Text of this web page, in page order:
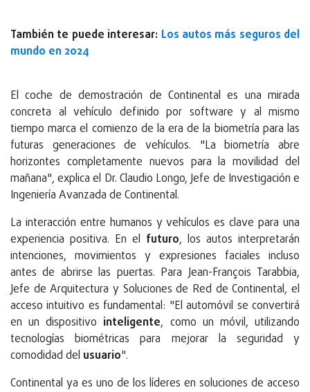
También te puede interesar: Los autos más seguros del
mundo en 2024
El coche de demostración de Continental es una mirada
concreta al vehículo definido por software y al mismo
tiempo marca el comienzo de la era de la biometría para las
futuras generaciones de vehículos. "La biometría abre
horizontes completamente nuevos para la movilidad del
mañana", explica el Dr. Claudio Longo, Jefe de Investigación e
Ingeniería Avanzada de Continental.
La interacción entre humanos y vehículos es clave para una
experiencia positiva. En el futuro, los autos interpretarán
intenciones, movimientos y expresiones faciales incluso
antes de abrirse las puertas. Para Jean-François Tarabbia,
Jefe de Arquitectura y Soluciones de Red de Continental, el
acceso intuitivo es fundamental: "El automóvil se convertirá
en un dispositivo inteligente, como un móvil, utilizando
tecnologías biométricas para mejorar la seguridad y
comodidad del usuario".
Continental ya es uno de los líderes en soluciones de acceso